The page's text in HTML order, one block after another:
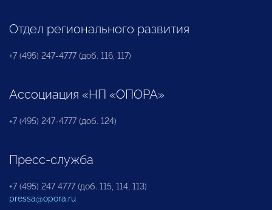
Отдел регионального развития
+7 (495) 247-4777 (доб. 116, 117)
Ассоциация «НП «ОПОРА»
+7 (495) 247-4777 (доб. 124)
Пресс-служба
+7 (495) 247 4777 (доб. 115, 114, 113)
pressa@opora.ru